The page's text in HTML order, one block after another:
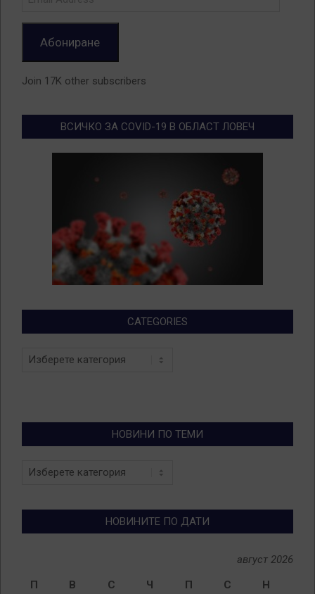
Абониране
Join 17K other subscribers
ВСИЧКО ЗА COVID-19 В ОБЛАСТ ЛОВЕЧ
CATEGORIES
Categories
НОВИНИ ПО ТЕМИ
Новини
НОВИНИТЕ ПО ДАТИ
август 2026
П
В С Ч П С Н